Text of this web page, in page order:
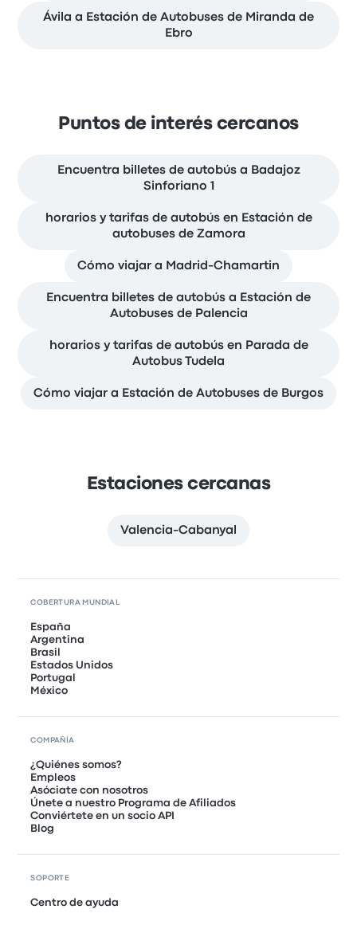
Ávila a Estación de Autobuses de Miranda de
Ebro
Puntos de interés cercanos
Encuentra billetes de autobús a Badajoz
Sinforiano 1
horarios y tarifas de autobús en Estación de
autobuses de Zamora
Cómo viajar a Madrid-Chamartin
Encuentra billetes de autobús a Estación de
Autobuses de Palencia
horarios y tarifas de autobús en Parada de
Autobus Tudela
Cómo viajar a Estación de Autobuses de Burgos
Estaciones cercanas
Valencia-Cabanyal
COBERTURA MUNDIAL
España
Argentina
Brasil
Estados Unidos
Portugal
México
COMPAÑÍA
¿Quiénes somos?
Empleos
Asóciate con nosotros
Únete a nuestro Programa de Afiliados
Conviértete en un socio API
Blog
SOPORTE
Centro de ayuda